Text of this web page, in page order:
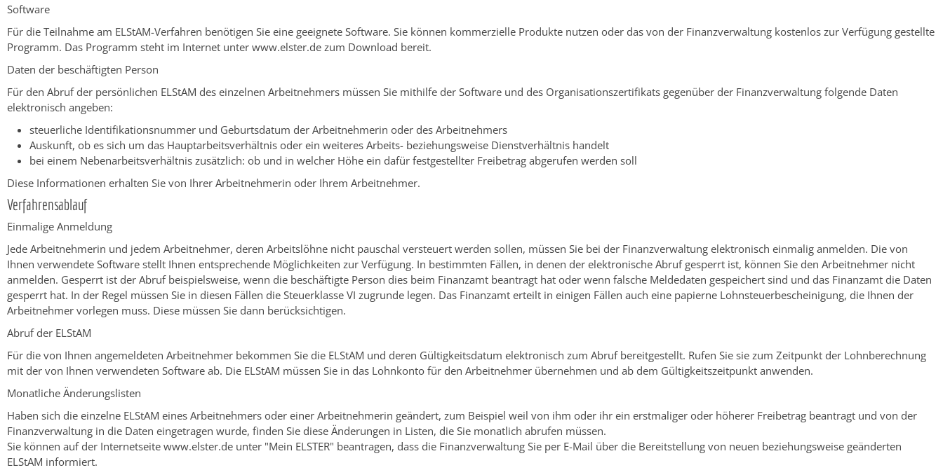
Software
Für die Teilnahme am ELStAM-Verfahren benötigen Sie eine geeignete Software. Sie können kommerzielle Produkte nutzen oder das von der Finanzverwaltung kostenlos zur Verfügung gestellte
Programm. Das Programm steht im Internet unter www.elster.de zum Download bereit.
Daten der beschäftigten Person
Für den Abruf der persönlichen ELStAM des einzelnen Arbeitnehmers müssen Sie mithilfe der Software und des Organisationszertifikats gegenüber der Finanzverwaltung folgende Daten
elektronisch angeben:
steuerliche Identifikationsnummer und Geburtsdatum der Arbeitnehmerin oder des Arbeitnehmers
Auskunft, ob es sich um das Hauptarbeitsverhältnis oder ein weiteres Arbeits- beziehungsweise Dienstverhältnis handelt
bei einem Nebenarbeitsverhältnis zusätzlich: ob und in welcher Höhe ein dafür festgestellter Freibetrag abgerufen werden soll
Diese Informationen erhalten Sie von Ihrer Arbeitnehmerin oder Ihrem Arbeitnehmer.
Verfahrensablauf
Einmalige Anmeldung
Jede Arbeitnehmerin und jedem Arbeitnehmer, deren Arbeitslöhne nicht pauschal versteuert werden sollen, müssen Sie bei der Finanzverwaltung elektronisch einmalig anmelden. Die von
Ihnen verwendete Software stellt Ihnen entsprechende Möglichkeiten zur Verfügung. In bestimmten Fällen, in denen der elektronische Abruf gesperrt ist, können Sie den Arbeitnehmer nicht
anmelden. Gesperrt ist der Abruf beispielsweise, wenn die beschäftigte Person dies beim Finanzamt beantragt hat oder wenn falsche Meldedaten gespeichert sind und das Finanzamt die Daten
gesperrt hat. In der Regel müssen Sie in diesen Fällen die Steuerklasse VI zugrunde legen. Das Finanzamt erteilt in einigen Fällen auch eine papierne Lohnsteuerbescheinigung, die Ihnen der
Arbeitnehmer vorlegen muss. Diese müssen Sie dann berücksichtigen.
Abruf der ELStAM
Für die von Ihnen angemeldeten Arbeitnehmer bekommen Sie die ELStAM und deren Gültigkeitsdatum elektronisch zum Abruf bereitgestellt. Rufen Sie sie zum Zeitpunkt der Lohnberechnung
mit der von Ihnen verwendeten Software ab. Die ELStAM müssen Sie in das Lohnkonto für den Arbeitnehmer übernehmen und ab dem Gültigkeitszeitpunkt anwenden.
Monatliche Änderungslisten
Haben sich die einzelne ELStAM eines Arbeitnehmers oder einer Arbeitnehmerin geändert, zum Beispiel weil von ihm oder ihr ein erstmaliger oder höherer Freibetrag beantragt und von der
Finanzverwaltung in die Daten eingetragen wurde, finden Sie diese Änderungen in Listen, die Sie monatlich abrufen müssen.
Sie können auf der Internetseite www.elster.de unter "Mein ELSTER" beantragen, dass die Finanzverwaltung Sie per E-Mail über die Bereitstellung von neuen beziehungsweise geänderten
ELStAM informiert.